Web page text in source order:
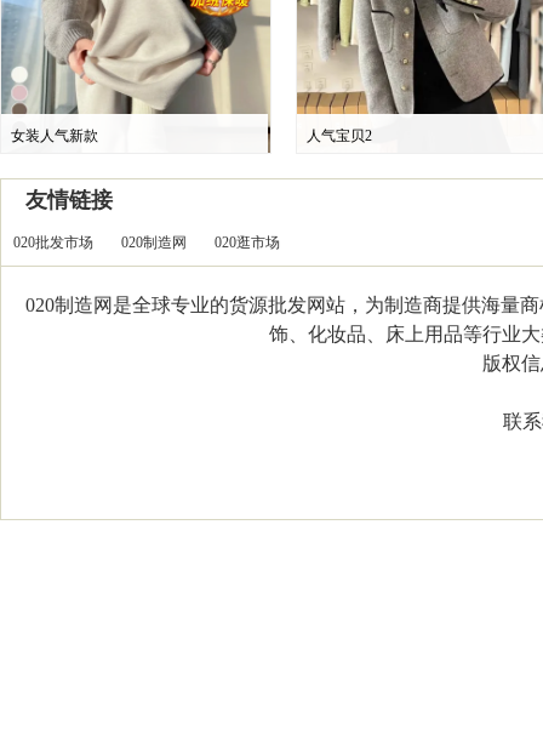
女装人气新款 人气宝贝2
友情链接
020批发市场 020制造网 020逛市场
020制造网是全球专业的货源批发网站，为制造商提供海量
饰、化妆品、床上用品等行业
版权信
联